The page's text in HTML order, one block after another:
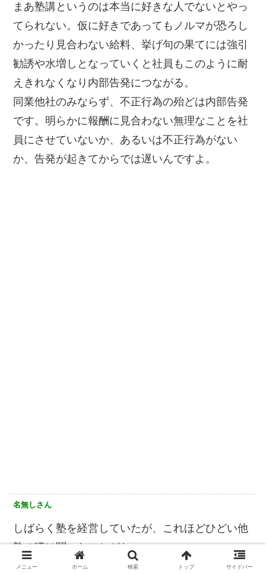
まあ塾講というのは本当に好きな人でないとやっ
てられない。仮に好きであってもノルマが恐ろし
かったり見合わない給料、挙げ句の果てには強引
勧誘や水増しとなっていくと社員もこのように耐
えきれなくなり内部告発につながる。
同業他社のみならず、不正行為の殆どは内部告発
です。明らかに報酬に見合わない無理なことを社
員にさせていないか、あるいは不正行為がない
か、告発が起きてからでは遅いんですよ。
名無しさん
しばらく塾を経営していたが、これほどひどい他
塾の噂は聞いたことがない。
合格実績を水増ししても、子供を集められないこ
メニュー ホーム 検索 トップ サイドバー